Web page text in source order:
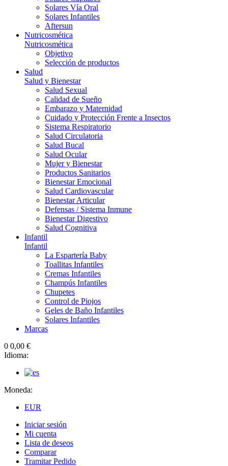
Solares Vía Oral
Solares Infantiles
Aftersun
Nutricosmética
Nutricosmética
Objetivo
Selección de productos
Salud
Salud y Bienestar
Salud Sexual
Calidad de Sueño
Embarazo y Maternidad
Cuidado y Protección Frente a Insectos
Sistema Respiratorio
Salud Circulatoria
Salud Bucal
Salud Ocular
Mujer y Bienestar
Productos Sanitarios
Bienestar Emocional
Salud Cardiovascular
Bienestar Articular
Defensas / Sistema Inmune
Bienestar Digestivo
Salud Cognitiva
Infantil
Infantil
La Espartería Baby
Toallitas Infantiles
Cremas Infantiles
Champús Infantiles
Chupetes
Control de Piojos
Geles de Baño Infantiles
Solares Infantiles
Marcas
0 0,00 €
Idioma:
Moneda:
EUR
Iniciar sesión
Mi cuenta
Lista de deseos
Comparar
Tramitar Pedido